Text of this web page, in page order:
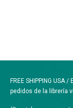
FREE SHIPPING USA
pedidos de la librería